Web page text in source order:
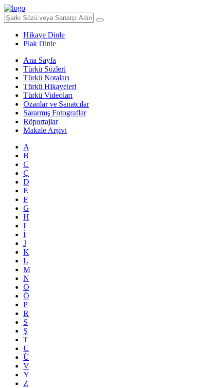
Hikaye Dinle
Plak Dinle
Ana Sayfa
Türkü Sözleri
Türkü Notaları
Türkü Hikayeleri
Türkü Videoları
Ozanlar ve Sanatcılar
Sararmış Fotograflar
Röportajlar
Makale Arşivi
A
B
C
Ç
D
E
F
G
H
I
İ
J
K
L
M
N
O
Ö
P
R
S
Ş
T
U
Ü
V
Y
Z